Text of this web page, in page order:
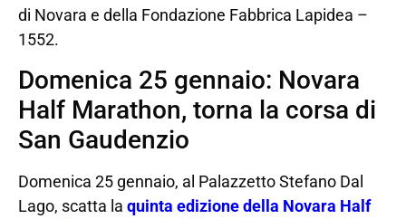
di Novara e della Fondazione Fabbrica Lapidea –
1552.
Domenica 25 gennaio: Novara
Half Marathon, torna la corsa di
San Gaudenzio
Domenica 25 gennaio, al Palazzetto Stefano Dal
Lago, scatta la quinta edizione della Novara Half